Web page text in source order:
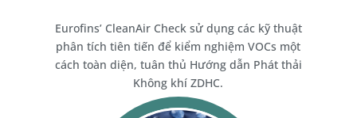
Eurofins’ CleanAir Check sử dụng các kỹ thuật
phân tích tiên tiến để kiểm nghiệm VOCs một
cách toàn diện, tuân thủ Hướng dẫn Phát thải
Không khí ZDHC.